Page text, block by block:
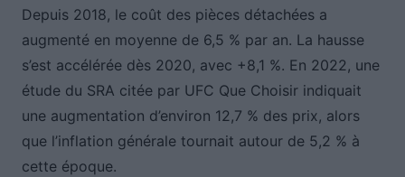
Depuis 2018, le coût des pièces détachées a
augmenté en moyenne de 6,5 % par an. La hausse
s’est accélérée dès 2020, avec +8,1 %. En 2022, une
étude du SRA citée par UFC Que Choisir indiquait
une augmentation d’environ 12,7 % des prix, alors
que l’inflation générale tournait autour de 5,2 % à
cette époque.